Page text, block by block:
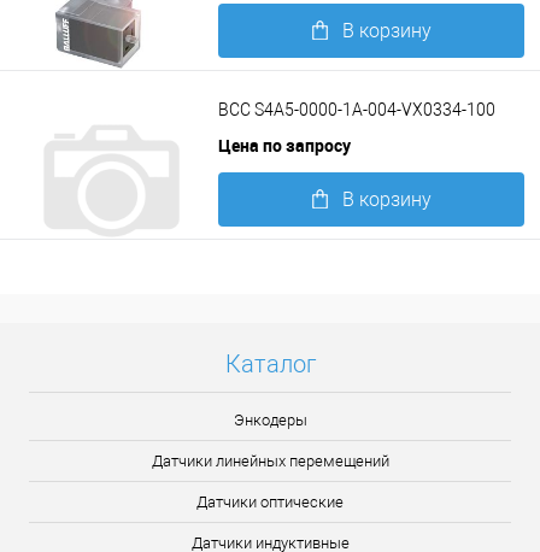
В корзину
BCC S4A5-0000-1A-004-VX0334-100
Цена по запросу
В корзину
Каталог
Энкодеры
Датчики линейных перемещений
Датчики оптические
Датчики индуктивные